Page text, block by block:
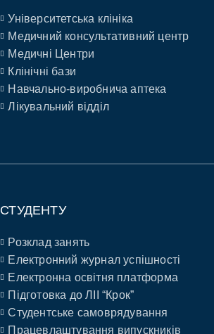
Університетська клініка
Медичний консультативний центр
Медичні Центри
Клінічні бази
Навчально-виробнича аптека
Лікувальний відділ
СТУДЕНТУ
Розклад занять
Електронний журнал успішності
Електронна освітня платформа
Підготовка до ЛІІ “Крок”
Студентське самоврядування
Працевлаштування випускників